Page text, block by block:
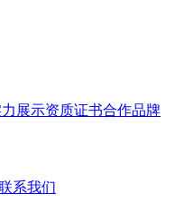
展示资质证书合作品牌
系我们